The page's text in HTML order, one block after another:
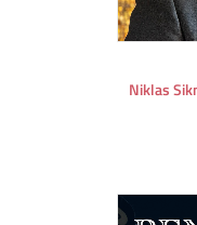
Niklas